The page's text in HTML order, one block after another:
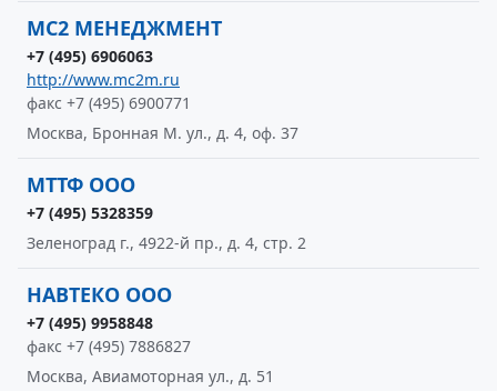
МС2 МЕНЕДЖМЕНТ
+7 (495) 6906063
http://www.mc2m.ru
факс +7 (495) 6900771
Москва, Бронная М. ул., д. 4, оф. 37
МТТФ ООО
+7 (495) 5328359
Зеленоград г., 4922-й пр., д. 4, стр. 2
НАВТЕКО ООО
+7 (495) 9958848
факс +7 (495) 7886827
Москва, Авиамоторная ул., д. 51